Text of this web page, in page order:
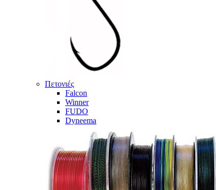
Πετονιές
Falcon
Winner
FUDO
Dyneema